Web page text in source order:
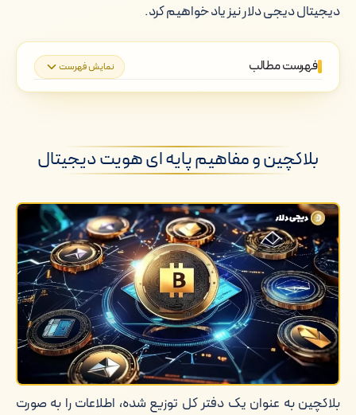
دیجیتال دیجی دلار نیز یاد خواهیم کرد.
فهرست مطالب نمایش فهرست
بلاکچین و مفاهیم پایه ای هویت دیجیتال
شخصی
ایجاد هویت های دیجیتال امن با استفاده
از بلاکچین
چالش ها و موانع در پذیرش بلاکچین برای
هویت دیجیتال
آینده هویت دیجیتال مبتنی بر بلاکچین
مزایای بلاکچین در مدیریت هویت
دیجیتال
بلاکچین و مفاهیم پایه ای هویت دیجیتال
بلاکچین به عنوان یک دفتر کل توزیع شده، اطلاعات را به صورت